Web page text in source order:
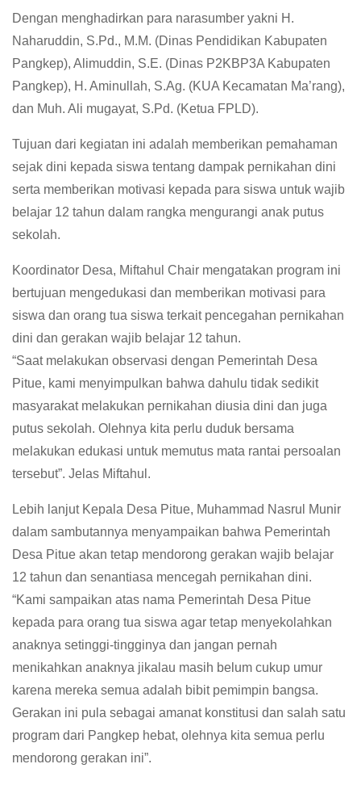
Dengan menghadirkan para narasumber yakni H.
Naharuddin, S.Pd., M.M. (Dinas Pendidikan Kabupaten
Pangkep), Alimuddin, S.E. (Dinas P2KBP3A Kabupaten
Pangkep), H. Aminullah, S.Ag. (KUA Kecamatan Ma’rang),
dan Muh. Ali mugayat, S.Pd. (Ketua FPLD).
Tujuan dari kegiatan ini adalah memberikan pemahaman
sejak dini kepada siswa tentang dampak pernikahan dini
serta memberikan motivasi kepada para siswa untuk wajib
belajar 12 tahun dalam rangka mengurangi anak putus
sekolah.
Koordinator Desa, Miftahul Chair mengatakan program ini
bertujuan mengedukasi dan memberikan motivasi para
siswa dan orang tua siswa terkait pencegahan pernikahan
dini dan gerakan wajib belajar 12 tahun.
“Saat melakukan observasi dengan Pemerintah Desa
Pitue, kami menyimpulkan bahwa dahulu tidak sedikit
masyarakat melakukan pernikahan diusia dini dan juga
putus sekolah. Olehnya kita perlu duduk bersama
melakukan edukasi untuk memutus mata rantai persoalan
tersebut”. Jelas Miftahul.
Lebih lanjut Kepala Desa Pitue, Muhammad Nasrul Munir
dalam sambutannya menyampaikan bahwa Pemerintah
Desa Pitue akan tetap mendorong gerakan wajib belajar
12 tahun dan senantiasa mencegah pernikahan dini.
“Kami sampaikan atas nama Pemerintah Desa Pitue
kepada para orang tua siswa agar tetap menyekolahkan
anaknya setinggi-tingginya dan jangan pernah
menikahkan anaknya jikalau masih belum cukup umur
karena mereka semua adalah bibit pemimpin bangsa.
Gerakan ini pula sebagai amanat konstitusi dan salah satu
program dari Pangkep hebat, olehnya kita semua perlu
mendorong gerakan ini”.